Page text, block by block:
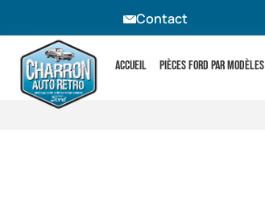
Contact
Accueil Pièces Ford par modèles